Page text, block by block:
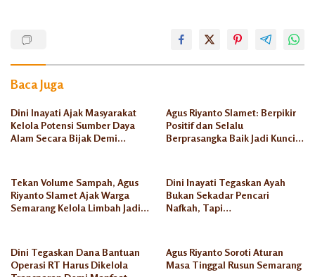
Inayati
DPRD
Kota
Semarang
Longsor
Rowosari
Sungai
Baca Juga
Dini Inayati Ajak Masyarakat
Kelola Potensi Sumber Daya
Alam Secara Bijak Demi
Agus Riyanto Slamet: Berpikir
Positif dan Selalu
Berprasangka Baik Jadi Kunci
Tekan Volume Sampah, Agus
Riyanto Slamet Ajak Warga
Semarang Kelola Limbah Jadi
Dini Inayati Tegaskan Ayah
Bukan Sekadar Pencari
Nafkah, Tapi
Dini Tegaskan Dana Bantuan
Operasi RT Harus Dikelola
Agus Riyanto Soroti Aturan
Masa Tinggal Rusun Semarang